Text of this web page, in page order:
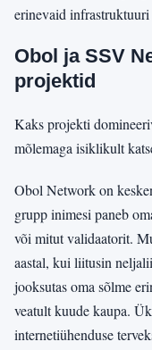
erinevaid
Obol ja SSV
projektid
Kaks projekti
mõlemaga isiklikult
Obol Network on
grupp inimesi paneb
või mitut validaatorit.
aastal, kui liitusin
jooksutas oma sõlme
veatult kuude kaupa.
internetiühenduse